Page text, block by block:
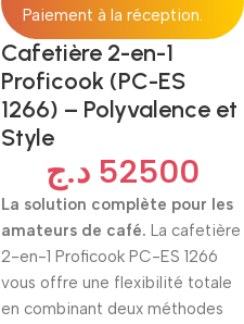
Paiement à la réception.
Cafetière 2-en-1
Proficook (PC-ES
1266) – Polyvalence et
Style
52500 د.ج
La solution complète pour les
amateurs de café. La cafetière
2-en-1 Proficook PC-ES 1266
vous offre une flexibilité totale
en combinant deux méthodes